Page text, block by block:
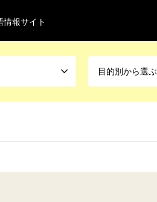
報サイト
目的別から選ぶ